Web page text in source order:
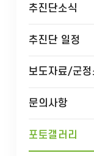
추진단소식
추진단 일정
보도자료/군정
문의사항
포토갤러리